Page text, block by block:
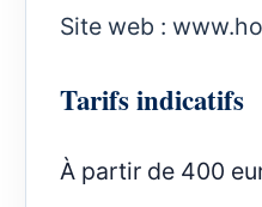
Site web :
Tarifs indicatifs
À partir de 400